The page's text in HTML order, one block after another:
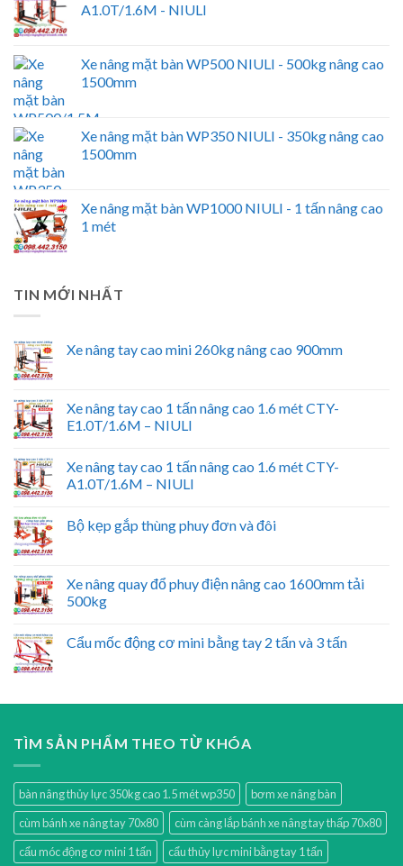
A1.0T/1.6M - NIULI
Xe nâng mặt bàn WP500 NIULI - 500kg nâng cao
1500mm
Xe nâng mặt bàn WP350 NIULI - 350kg nâng cao
1500mm
Xe nâng mặt bàn WP1000 NIULI - 1 tấn nâng cao
1 mét
TIN MỚI NHẤT
Xe nâng tay cao mini 260kg nâng cao 900mm
Xe nâng tay cao 1 tấn nâng cao 1.6 mét CTY-
E1.0T/1.6M – NIULI
Xe nâng tay cao 1 tấn nâng cao 1.6 mét CTY-
A1.0T/1.6M – NIULI
Bộ kẹp gắp thùng phuy đơn và đôi
Xe nâng quay đổ phuy điện nâng cao 1600mm tải
500kg
Cẩu mốc động cơ mini bằng tay 2 tấn và 3 tấn
TÌM SẢN PHẨM THEO TỪ KHÓA
bàn nâng thủy lực 350kg cao 1.5 mét wp350
bơm xe nâng bàn
cùm bánh xe nâng tay 70x80
cùm càng lắp bánh xe nâng tay thấp 70x80
cẩu móc động cơ mini 1 tấn
cẩu thủy lực mini bằng tay 1 tấn